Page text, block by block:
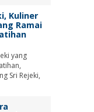
Kuliner
Ramai
yang
Sri Rejeki,